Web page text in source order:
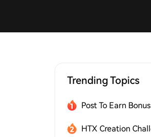
Trending Topics
Post To Earn Bonus